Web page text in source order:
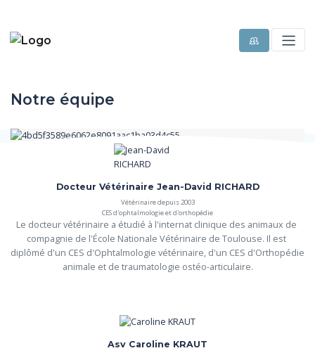
Notre équipe
Docteur Vétérinaire Jean-David RICHARD
Vétérinaire depuis 2003
CES d'ophtalmologie et d'orthopédie
Le docteur vétérinaire a étudié à l'internat clinique des animaux de
compagnie de l'École Nationale Vétérinaire de Toulouse. Il est
diplômé d'un CES d'Ophtalmologie vétérinaire, d'un CES d'Orthopédie
animale et de traumatologie ostéo-articulaire.
Asv Caroline KRAUT